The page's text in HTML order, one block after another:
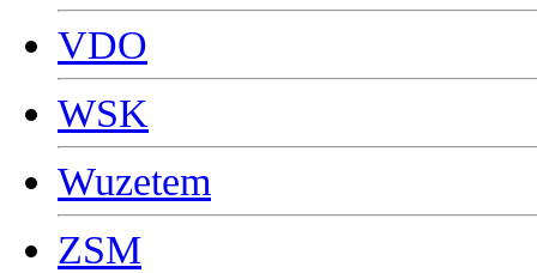
VDO
WSK
Wuzetem
ZSM